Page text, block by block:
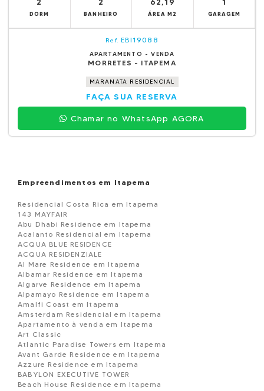
DORM BANHEIRO ÁREA M2 GARAGEM
Ref. EBI19088
APARTAMENTO - VENDA
MORRETES - ITAPEMA
MARANATA RESIDENCIAL
FAÇA SUA RESERVA
Chamar no WhatsApp AGORA
Empreendimentos em Itapema
Residencial Costa Rica em Itapema
143 MAYFAIR
Abu Dhabi Residence em Itapema
Acalanto Residencial em Itapema
ACQUA BLUE RESIDENCE
ACQUA RESIDENZIALE
Al Mare Residence em Itapema
Albamar Residence em Itapema
Algarve Residence em Itapema
Alpamayo Residence em Itapema
Amalfi Coast em Itapema
Amsterdam Residencial em Itapema
Apartamento à venda em Itapema
Art Classic
Atlantic Paradise Towers em Itapema
Avant Garde Residence em Itapema
Azzure Residence em Itapema
BABYLON EXECUTIVE TOWER
Beach House Residence em Itapema